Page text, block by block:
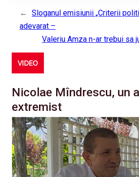
←
Sloganul emisiunii „Criterii
adevarat –
Valeriu Amza n-ar trebui sa
VIDEO
Nicolae Mîndrescu, un
extremist